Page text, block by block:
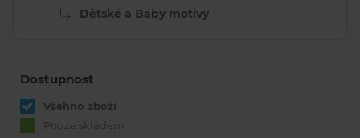
Dětské a Baby motivy
Dostupnost
Všehno zboží
Pouze skladem